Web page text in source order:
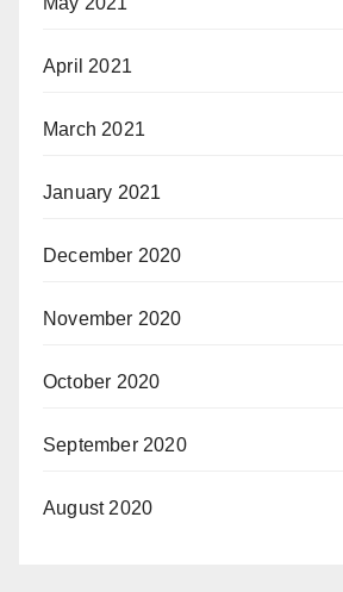
April 2021
March 2021
January 2021
December 2020
November 2020
October 2020
September 2020
August 2020